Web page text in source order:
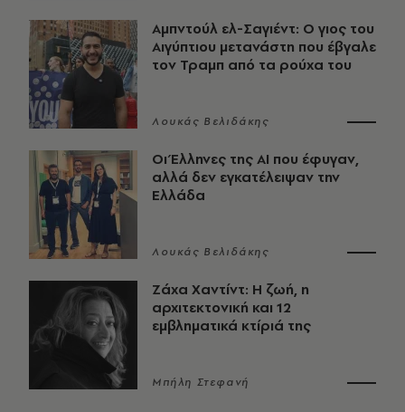
Αμπντούλ ελ-Σαγιέντ: Ο γιος του
Αιγύπτιου μετανάστη που έβγαλε
τον Τραμπ από τα ρούχα του
Λουκάς Βελιδάκης
Οι Έλληνες της ΑΙ που έφυγαν,
αλλά δεν εγκατέλειψαν την
Ελλάδα
Λουκάς Βελιδάκης
Ζάχα Χαντίντ: Η ζωή, η
αρχιτεκτονική και 12
εμβληματικά κτίριά της
Μπήλη Στεφανή